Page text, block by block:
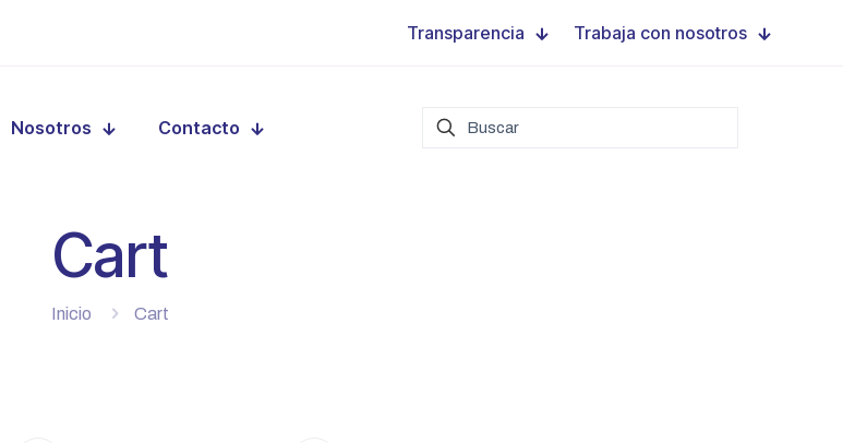
Transparencia Trabaja con nosotros
Nosotros Contacto
Cart
Inicio Cart